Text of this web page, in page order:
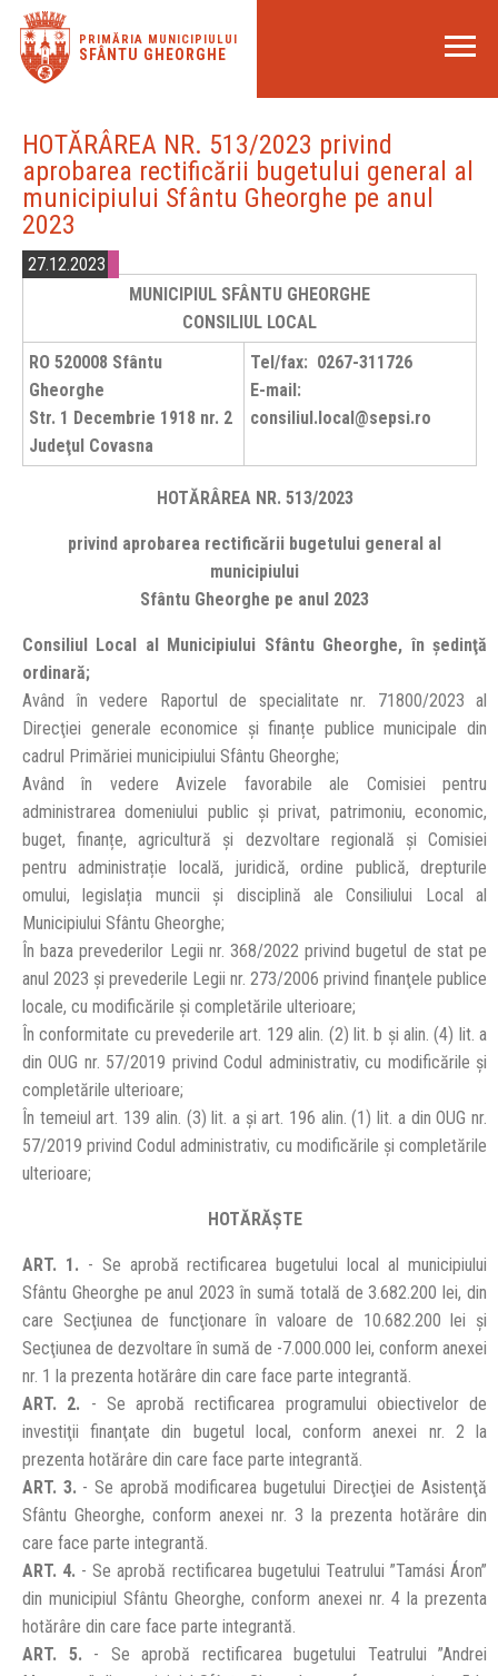
PRIMĂRIA MUNICIPIULUI
SFÂNTU GHEORGHE
HOTĂRÂREA NR. 513/2023 privind
aprobarea rectificării bugetului general al
municipiului Sfântu Gheorghe pe anul
2023
27.12.2023
MUNICIPIUL SFÂNTU GHEORGHE
CONSILIUL LOCAL
RO 520008 Sfântu
Gheorghe
Str. 1 Decembrie 1918 nr. 2
Judeţul Covasna
Tel/fax: 0267-311726
E-mail:
consiliul.local@sepsi.ro
HOTĂRÂREA NR. 513/2023
privind aprobarea rectificării bugetului general al
municipiului
Sfântu Gheorghe pe anul 2023
Consiliul Local al Municipiului Sfântu Gheorghe, în şedinţă
ordinară;
Având în vedere Raportul de specialitate nr. 71800/2023 al
Direcţiei generale economice și finanțe publice municipale din
cadrul Primăriei municipiului Sfântu Gheorghe;
Având în vedere Avizele favorabile ale Comisiei pentru
administrarea domeniului public și privat, patrimoniu, economic,
buget, finanțe, agricultură și dezvoltare regională și Comisiei
pentru administrație locală, juridică, ordine publică, drepturile
omului, legislația muncii și disciplină ale Consiliului Local al
Municipiului Sfântu Gheorghe;
În baza prevederilor Legii nr. 368/2022 privind bugetul de stat pe
anul 2023 şi prevederile Legii nr. 273/2006 privind finanţele publice
locale, cu modificările şi completările ulterioare;
În conformitate cu prevederile art. 129 alin. (2) lit. b și alin. (4) lit. a
din OUG nr. 57/2019 privind Codul administrativ, cu modificările şi
completările ulterioare;
În temeiul art. 139 alin. (3) lit. a şi art. 196 alin. (1) lit. a din OUG nr.
57/2019 privind Codul administrativ, cu modificările şi completările
ulterioare;
HOTĂRĂŞTE
ART. 1. - Se aprobă rectificarea bugetului local al municipiului
Sfântu Gheorghe pe anul 2023 în sumă totală de 3.682.200 lei, din
care Secţiunea de funcţionare în valoare de 10.682.200 lei şi
Secţiunea de dezvoltare în sumă de -7.000.000 lei, conform anexei
nr. 1 la prezenta hotărâre din care face parte integrantă.
ART. 2. - Se aprobă rectificarea programului obiectivelor de
investiţii finanţate din bugetul local, conform anexei nr. 2 la
prezenta hotărâre din care face parte integrantă.
ART. 3. - Se aprobă modificarea bugetului Direcţiei de Asistenţă
Sfântu Gheorghe, conform anexei nr. 3 la prezenta hotărâre din
care face parte integrantă.
ART. 4. - Se aprobă rectificarea bugetului Teatrului ”Tamási Áron”
din municipiul Sfântu Gheorghe, conform anexei nr. 4 la prezenta
hotărâre din care face parte integrantă.
ART. 5. - Se aprobă rectificarea bugetului Teatrului ”Andrei